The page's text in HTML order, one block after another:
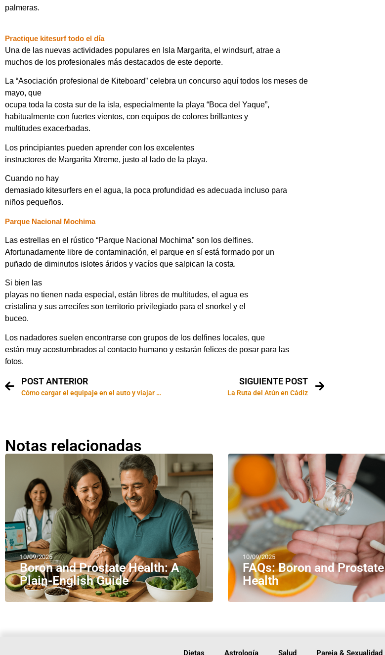
palmeras.
Practique kitesurf todo el día
Una de las nuevas actividades populares en Isla Margarita, el windsurf, atrae a
muchos de los profesionales más destacados de este deporte.
La “Asociación profesional de Kiteboard” celebra un concurso aquí todos los meses de
mayo, que
ocupa toda la costa sur de la isla, especialmente la playa “Boca del Yaque”,
habitualmente con fuertes vientos, con equipos de colores brillantes y
multitudes exacerbadas.
Los principiantes pueden aprender con los excelentes
instructores de Margarita Xtreme, justo al lado de la playa.
Cuando no hay
demasiado kitesurfers en el agua, la poca profundidad es adecuada incluso para
niños pequeños.
Parque Nacional Mochima
Las estrellas en el rústico “Parque Nacional Mochima” son los delfines.
Afortunadamente libre de contaminación, el parque en sí está formado por un
puñado de diminutos islotes áridos y vacíos que salpican la costa.
Si bien las
playas no tienen nada especial, están libres de multitudes, el agua es
cristalina y sus arrecifes son territorio privilegiado para el snorkel y el
buceo.
Los nadadores suelen encontrarse con grupos de los delfines locales, que
están muy acostumbrados al contacto humano y estarán felices de posar para las
fotos.
POST ANTERIOR
Cómo cargar el equipaje en el auto y viajar más seguros
SIGUIENTE POST
La Ruta del Atún en Cádiz
Notas relacionadas
10/09/2025
Boron and Prostate Health: A
Plain-English Guide
10/09/2025
FAQs: Boron and Prostate
Health
Dietas Astrología Salud Pareja & Sexualidad